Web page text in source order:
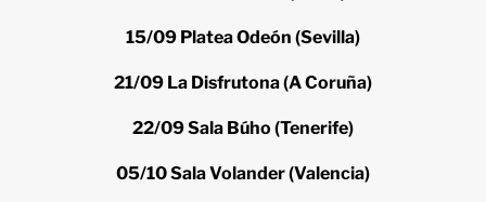
15/09 Platea Odeón (Sevilla)
21/09 La Disfrutona (A Coruña)
22/09 Sala Búho (Tenerife)
05/10 Sala Volander (Valencia)